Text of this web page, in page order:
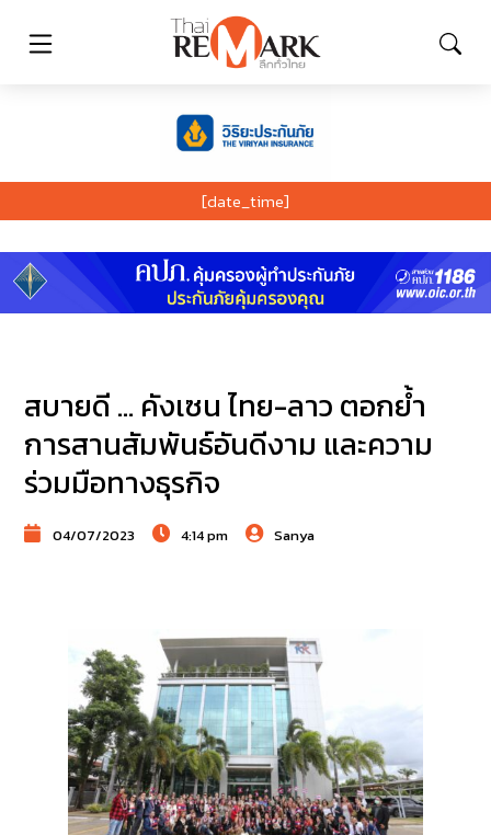
[date_time]
สบายดี … คังเซน ไทย-ลาว ตอกย้ำ
การสานสัมพันธ์อันดีงาม และความ
ร่วมมือทางธุรกิจ
04/07/2023 4:14 pm Sanya